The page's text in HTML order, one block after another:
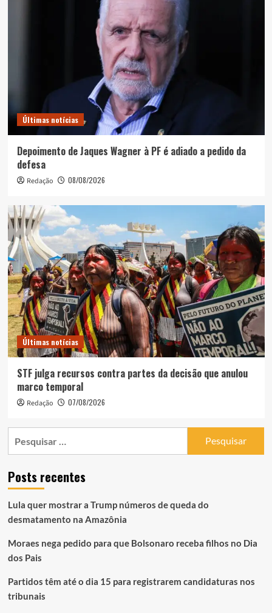
Últimas notícias
Depoimento de Jaques Wagner à PF é adiado a pedido da
defesa
Redação 08/08/2026
Últimas notícias
STF julga recursos contra partes da decisão que anulou
marco temporal
Redação 07/08/2026
Posts recentes
Lula quer mostrar a Trump números de queda do
desmatamento na Amazônia
Moraes nega pedido para que Bolsonaro receba filhos no Dia
dos Pais
Partidos têm até o dia 15 para registrarem candidaturas nos
tribunais